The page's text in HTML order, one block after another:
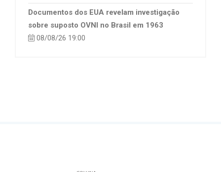
Documentos dos EUA revelam investigação
sobre suposto OVNI no Brasil em 1963
08/08/26 19:00